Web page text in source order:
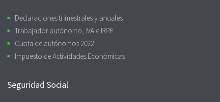
Declaraciones trimestrales y anuales
Trabajador autónomo, IVA e IRPF
Cuota de autónomos 2022
Impuesto de Actividades Económicas
Seguridad Social